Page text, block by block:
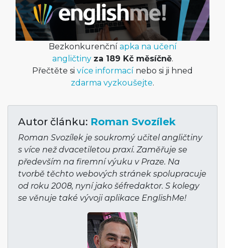
Bezkonkurenční apka na učení
angličtiny za 189 Kč měsíčně.
Přečtěte si více informací nebo si ji hned
zdarma vyzkoušejte.
Autor článku: Roman Svozílek
Roman Svozílek je soukromý učitel angličtiny
s více než dvacetiletou praxí. Zaměřuje se
především na firemní výuku v Praze. Na
tvorbě těchto webových stránek spolupracuje
od roku 2008, nyní jako šéfredaktor. S kolegy
se věnuje také vývoji aplikace EnglishMe!